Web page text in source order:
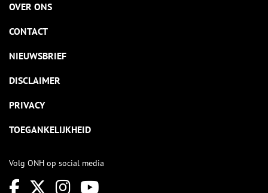
OVER ONS
CONTACT
NIEUWSBRIEF
DISCLAIMER
PRIVACY
TOEGANKELIJKHEID
Volg ONH op social media